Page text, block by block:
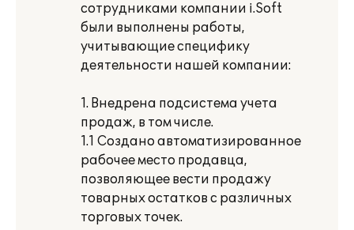
сотрудниками компании i.Soft
были выполнены работы,
учитывающие специфику
деятельности нашей компании:
1. Внедрена подсистема учета
продаж, в том числе.
1.1 Создано автоматизированное
рабочее место продавца,
позволяющее вести продажу
товарных остатков с различных
торговых точек.